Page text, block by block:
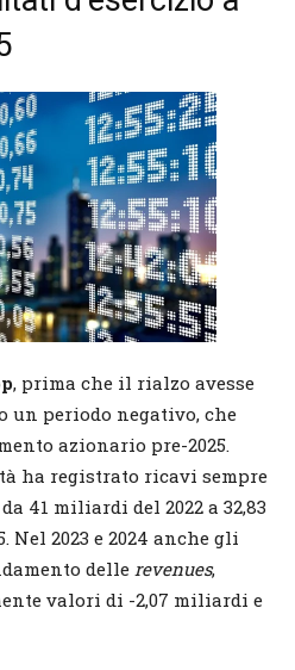
, prima che il rialzo avesse
un periodo negativo, che
azionario pre-2025.
ha registrato ricavi sempre
41 miliardi del 2022 a 32,83
2023 e 2024 anche gli
delle revenues,
valori di -2,07 miliardi e